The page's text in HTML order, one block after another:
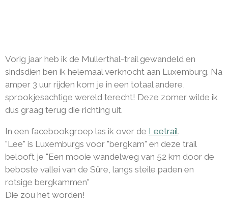
Vorig jaar heb ik de Mullerthal-trail gewandeld en
sindsdien ben ik helemaal verknocht aan Luxemburg. Na
amper 3 uur rijden kom je in een totaal andere,
sprookjesachtige wereld terecht! Deze zomer wilde ik
dus graag terug die richting uit.
In een facebookgroep las ik over de Leetrail.
"Lee" is Luxemburgs voor "bergkam" en deze trail
belooft je "Een mooie wandelweg van 52 km door de
beboste vallei van de Sûre, langs steile paden en
rotsige bergkammen"
Die zou het worden!